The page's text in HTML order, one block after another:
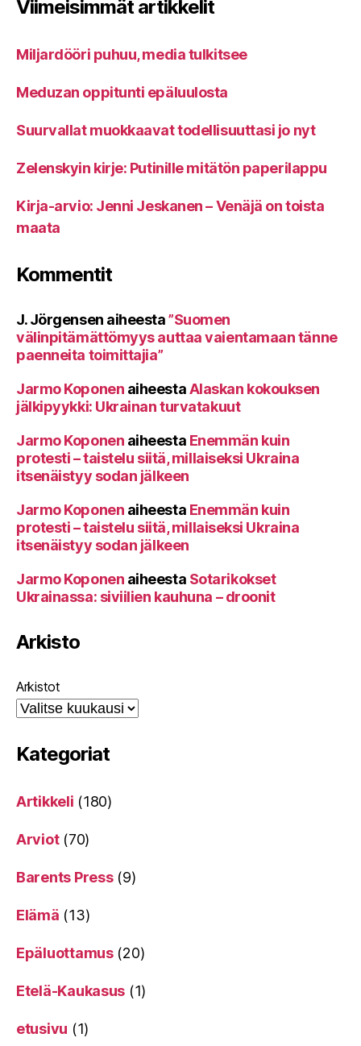
Viimeisimmät artikkelit
Miljardööri puhuu, media tulkitsee
Meduzan oppitunti epäluulosta
Suurvallat muokkaavat todellisuuttasi jo nyt
Zelenskyin kirje: Putinille mitätön paperilappu
Kirja-arvio: Jenni Jeskanen – Venäjä on toista
maata
Kommentit
J. Jörgensen aiheesta”Suomen
välinpitämättömyys auttaa vaientamaan tänne
paenneita toimittajia”
Jarmo Koponen aiheestaAlaskan kokouksen
jälkipyykki: Ukrainan turvatakuut
Jarmo Koponen aiheesta Enemmän kuin
protesti – taistelu siitä, millaiseksi Ukraina
itsenäistyy sodan jälkeen
Jarmo Koponen aiheesta Enemmän kuin
protesti – taistelu siitä, millaiseksi Ukraina
itsenäistyy sodan jälkeen
Jarmo Koponen aiheesta Sotarikokset
Ukrainassa: siviilien kauhuna – droonit
Arkisto
Arkistot
Kategoriat
Artikkeli (180)
Arviot(70)
Barents Press(9)
Elämä (13)
Epäluottamus(20)
Etelä-Kaukasus (1)
etusivu (1)